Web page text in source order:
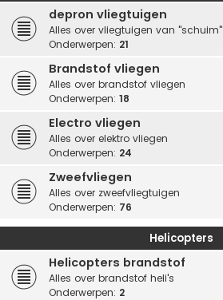
depron vliegtuigen
Alles over vliegtuigen van "schuim"
Onderwerpen: 21
Brandstof vliegen
Alles over brandstof vliegen
Onderwerpen: 18
Electro vliegen
Alles over elektro vliegen
Onderwerpen: 24
Zweefvliegen
Alles over zweefvliegtuigen
Onderwerpen: 76
Helicopters
Helicopters brandstof
Alles over brandstof heli's
Onderwerpen: 2